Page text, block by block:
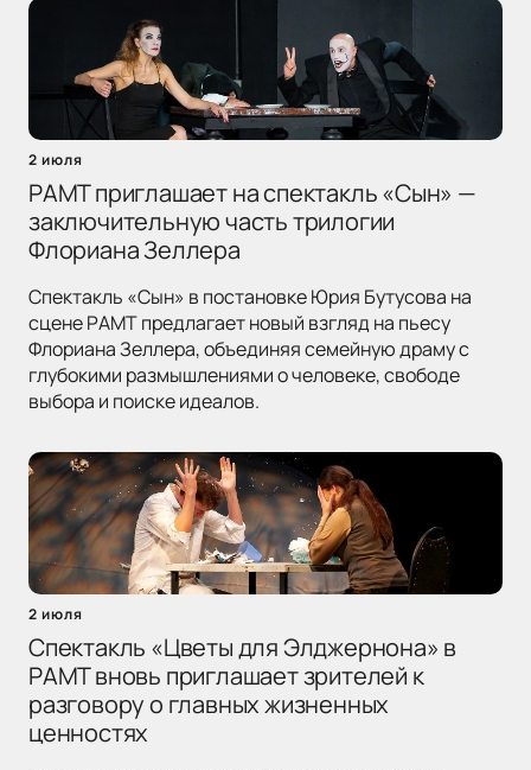
2 июля
РАМТ приглашает на спектакль «Сын» —
заключительную часть трилогии
Флориана Зеллера
Спектакль «Сын» в постановке Юрия Бутусова на
сцене РАМТ предлагает новый взгляд на пьесу
Флориана Зеллера, объединяя семейную драму с
глубокими размышлениями о человеке, свободе
выбора и поиске идеалов.
2 июля
Спектакль «Цветы для Элджернона» в
РАМТ вновь приглашает зрителей к
разговору о главных жизненных
ценностях